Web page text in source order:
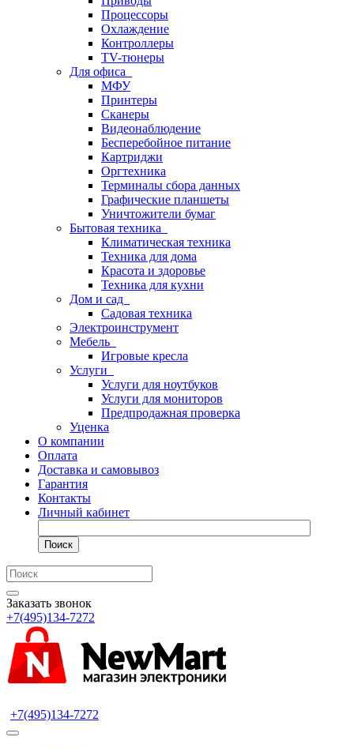
Процессоры
Охлаждение
Контроллеры
TV-тюнеры
Для офиса
МФУ
Принтеры
Сканеры
Видеонаблюдение
Бесперебойное питание
Картриджи
Оргтехника
Терминалы сбора данных
Графические планшеты
Уничтожители бумаг
Бытовая техника
Климатическая техника
Техника для дома
Красота и здоровье
Техника для кухни
Дом и сад
Садовая техника
Электроинструмент
Мебель
Игровые кресла
Услуги
Услуги для ноутбуков
Услуги для мониторов
Предпродажная проверка
Уценка
О компании
Оплата
Доставка и самовывоз
Гарантия
Контакты
Личный кабинет
Поиск
Заказать звонок
+7(495)134-7272
+7(495)134-7272